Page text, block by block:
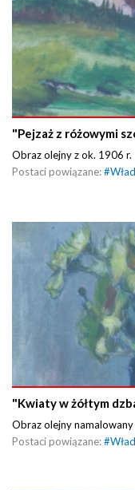
"Pejzaż z różowymi
Obraz olejny z ok. 1906 r.
Postaci powiązane:#
"Kwiaty w żółtym
Obraz olejny
Postaci powiązane:#